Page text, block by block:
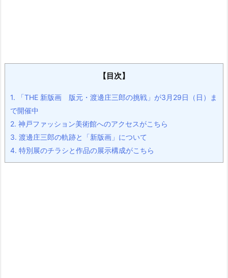
【目次】
1. 「THE 新版画 版元・渡邊庄三郎の挑戦」が3月29日（日）ま
で開催中
2. 神戸ファッション美術館へのアクセスがこちら
3. 渡邊庄三郎の軌跡と「新版画」について
4. 特別展のチラシと作品の展示構成がこちら